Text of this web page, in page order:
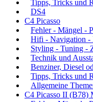
Tipps, Tricks und
DS4
C4 Picasso
Fehler - Mängel -
Hifi - Navigation -
Styling - Tuning -
Technik und
Benziner, Diesel
Tipps, Tricks und
Allgemeine
C4 Picasso II (B78)